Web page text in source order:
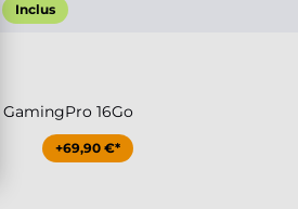
Inclus
GamingPro 16Go
+69,90 €*